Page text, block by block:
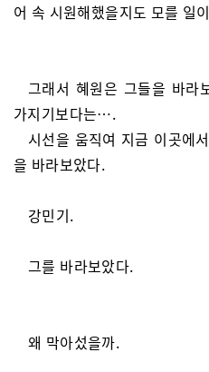
어 속 시원해했을지도 모를 일
그래서 혜원은 그들을 바라
가지기보다는….
시선을 움직여 지금 이곳에
을 바라보았다.
강민기.
그를 바라보았다.
왜 막아섰을까.